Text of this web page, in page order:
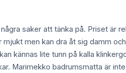
saker att tänka på. Priset är
men kan dra åt sig damm
kännas lite tunn på kalla
Marimekko badrumsmatta är